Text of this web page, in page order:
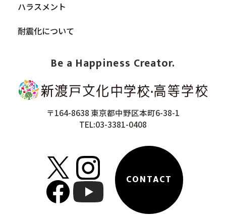
Be a Happiness Creator.
〒164-8638 東京都中野区本町6-38-1
TEL:03-3381-0408
CONTACT
ハラスメント
耐震化について